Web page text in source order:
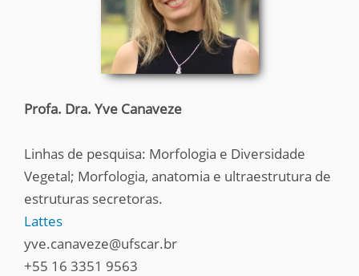
Profa. Dra. Yve Canaveze
Linhas de pesquisa: Morfologia e Diversidade
Vegetal; Morfologia, anatomia e ultraestrutura de
estruturas secretoras.
Lattes
yve.canaveze@ufscar.br
+55 16 3351 9563